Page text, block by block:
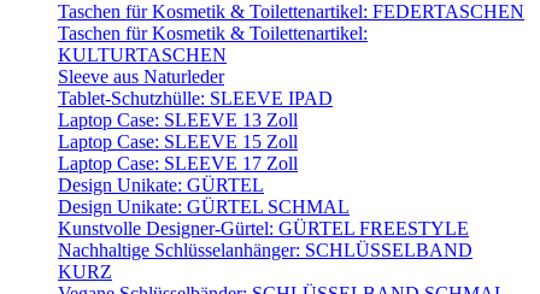
Taschen für Kosmetik & Toilettenartikel: FEDERTASCHEN
Taschen für Kosmetik & Toilettenartikel:
KULTURTASCHEN
Sleeve aus Naturleder
Tablet-Schutzhülle: SLEEVE IPAD
Laptop Case: SLEEVE 13 Zoll
Laptop Case: SLEEVE 15 Zoll
Laptop Case: SLEEVE 17 Zoll
Design Unikate: GÜRTEL
Design Unikate: GÜRTEL SCHMAL
Kunstvolle Designer-Gürtel: GÜRTEL FREESTYLE
Nachhaltige Schlüsselanhänger: SCHLÜSSELBAND
KURZ